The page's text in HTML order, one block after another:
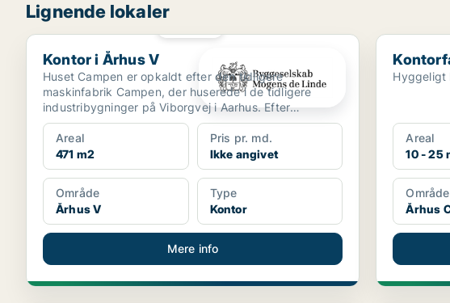
Lignende lokaler
Kontor i Århus V
Kontor i Århus V
Huset Campen er opkaldt efter den tidligere
maskinfabrik Campen, der huserede i de tidligere
industribygninger på Viborgvej i Aarhus. Efter
omfattende istand...
Areal
471 m2
Pris pr. md.
Ikke angivet
Område
Århus V
Type
Kontor
Mere info
Hyggeligt
Areal
10 - 25
Område
Århus